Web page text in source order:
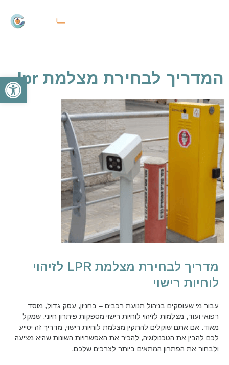
המדריך לבחירת מצלמת lpr
מדריך לבחירת מצלמת LPR לזיהוי
לוחיות רישוי
עבור מי שעוסקים בניהול תנועת רכבים – בחניון, עסק גדול, מוסד
רפואי ועוד, מצלמות לזיהוי לוחיות רישוי מספקות פיתרון חיוני, שמקל
מאוד. אם אתם שוקלים להתקין מצלמת לוחיות רישוי, מדריך זה יסייע
לכם להבין את הטכנולוגיה, להכיר את האפשרויות השונות שהיא מציעה
ולבחור את הפתרון המתאים ביותר לצרכים שלכם.